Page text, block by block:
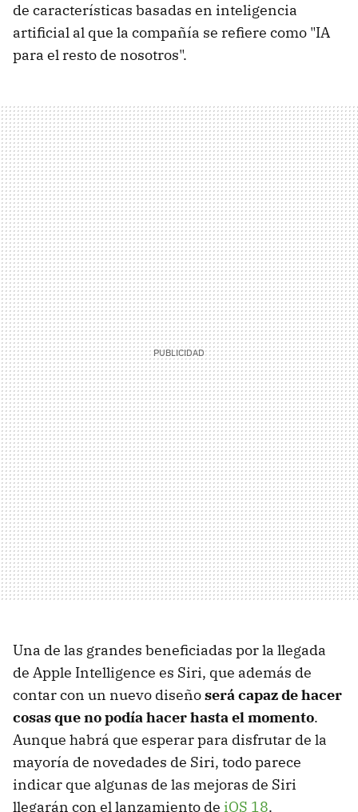
de características basadas en inteligencia
artificial al que la compañía se refiere como "IA
para el resto de nosotros".
Una de las grandes beneficiadas por la llegada
de Apple Intelligence es Siri, que además de
contar con un nuevo diseñoserá capaz de hacer
cosas que no podía hacer hasta el momento.
Aunque habrá que esperar para disfrutar de la
mayoría de novedades de Siri, todo parece
indicar que algunas de las mejoras de Siri
llegarán con el lanzamiento de iOS 18.